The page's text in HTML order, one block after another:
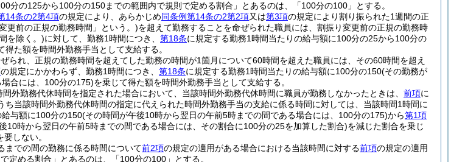
分の125から100分の150までの範囲内で規則で定める割合」とあるのは、「100分の100」とする。
14条の2第4項の規定により、あらかじめ同条例第14条の2第2項又は第3項の規定により割り振られた1週間の正
更前の正規の勤務時間」という。)を超えて勤務することを命ぜられた職員には、割振り変更前の正規の勤務時
を除く。)に対して、勤務1時間につき、 第18条に規定する勤務1時間当たりの給与額に100分の25から100分の
た額を時間外勤務手当として支給する。
られ、正規の勤務時間を超えてした勤務の時間が1箇月について60時間を超えた職員には、その60時間を超え
の規定にかかわらず、勤務1時間につき、 第18条に規定する勤務1時間当たりの給与額に100分の150(その勤務が
合には、100分の175)を乗じて得た額を時間外勤務手当として支給する。
間外勤務代休時間を指定された場合において、当該時間外勤務代休時間に職員が勤務しなかったときは、 前項に
当該時間外勤務代休時間の指定に代えられた時間外勤務手当の支給に係る時間に対しては、当該時間1時間に
与額に100分の150(その時間が午後10時から翌日の午前5時までの間である場合には、100分の175)から第1項
10時から翌日の午前5時までの間である場合には、その割合に100分の25を加算した割合)を減じた割合を乗じ
しない。
までの間の勤務に係る時間について前2項の規定の適用がある場合における当該時間に対する前項の規定の適用
定める割合」とあるのは、「100分の100」とする。